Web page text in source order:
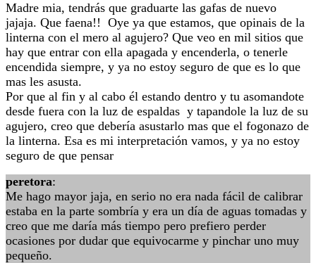
Madre mia, tendrás que graduarte las gafas de nuevo
jajaja. Que faena!! Oye ya que estamos, que opinais de la
linterna con el mero al agujero? Que veo en mil sitios que
hay que entrar con ella apagada y encenderla, o tenerle
encendida siempre, y ya no estoy seguro de que es lo que
mas les asusta.
Por que al fin y al cabo él estando dentro y tu asomandote
desde fuera con la luz de espaldas y tapandole la luz de su
agujero, creo que debería asustarlo mas que el fogonazo de
la linterna. Esa es mi interpretación vamos, y ya no estoy
seguro de que pensar
peretora:
Me hago mayor jaja, en serio no era nada fácil de calibrar
estaba en la parte sombría y era un día de aguas tomadas y
creo que me daría más tiempo pero prefiero perder
ocasiones por dudar que equivocarme y pinchar uno muy
pequeño.